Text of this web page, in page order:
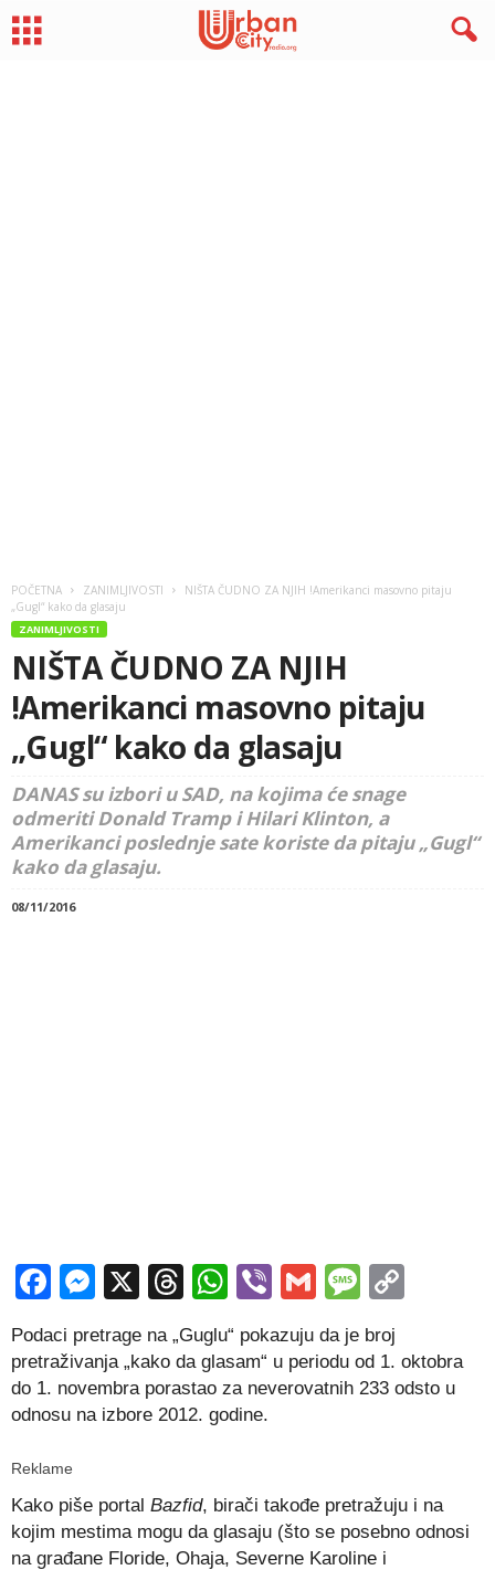
POČETNA ZANIMLJIVOSTI
NIŠTA ČUDNO ZA NJIH !Amerikanci masovno pitaju
„Gugl“ kako da glasaju
ZANIMLJIVOSTI
NIŠTA ČUDNO ZA NJIH
!Amerikanci masovno pitaju
„Gugl“ kako da glasaju
DANAS su izbori u SAD, na kojima će snage
odmeriti Donald Tramp i Hilari Klinton, a
Amerikanci poslednje sate koriste da pitaju „Gugl“
kako da glasaju.
08/11/2016
Facebook
Messenger
X Threads
WhatsApp
ViberGmail
Podaci pretrage na „Guglu“ pokazuju da je broj
pretraživanja „kako da glasam“ u periodu od 1. oktobra
do 1. novembra porastao za neverovatnih 233 odsto u
odnosu na izbore 2012. godine.
Reklame
Kako piše portal Bazfid, birači takođe pretražuju i na
kojim mestima mogu da glasaju (što se posebno odnosi
na građane Floride, Ohaja, Severne Karoline i